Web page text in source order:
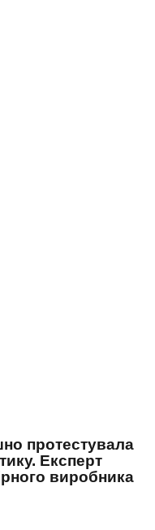
протестувала
Експерт
виробника